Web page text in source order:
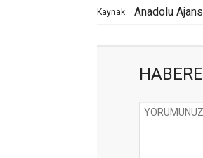
Kaynak: Anadolu
HABERE